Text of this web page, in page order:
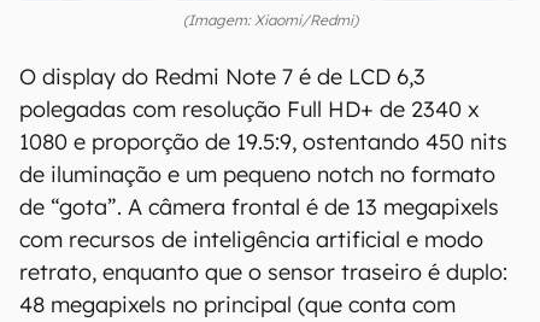
(Imagem: Xiaomi/Redmi)
O display do Redmi Note 7 é de LCD 6,3
polegadas com resolução Full HD+ de 2340 x
1080 e proporção de 19.5:9, ostentando 450 nits
de iluminação e um pequeno notch no formato
de “gota”. A câmera frontal é de 13 megapixels
com recursos de inteligência artificial e modo
retrato, enquanto que o sensor traseiro é duplo:
48 megapixels no principal (que conta com